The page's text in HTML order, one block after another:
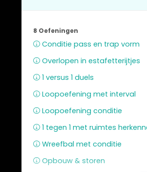
Een duel waarbij snel
aanval naar verdediging cruciaal
8 Oefeningen
Conditie pass en trap vorm
Overlopen in estafetterijtjes
1 versus 1 duels
Loopoefening met interval
Loopoefening conditie
1 tegen 1 met ruimtes
Wreefbal met conditie
Opbouw & storen